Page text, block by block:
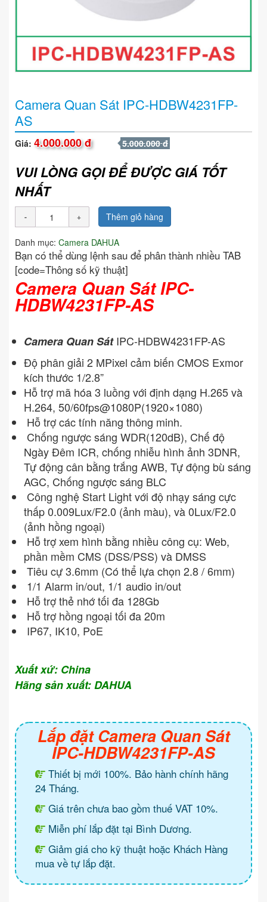
Camera Quan Sát IPC-HDBW4231FP-
AS
Giá: 4.000.000 đ 5.000.000 đ
VUI LÒNG GỌI ĐỂ ĐƯỢC GIÁ TỐT
NHẤT
Thêm giỏ hàng
Danh mục: Camera DAHUA
Bạn có thể dùng lệnh sau để phân thành nhiều TAB
[code=Thông số kỹ thuật]
Camera Quan Sát IPC-
HDBW4231FP-AS
Camera Quan SátIPC-HDBW4231FP-AS
Độ phân giải 2 MPixel cảm biến CMOS Exmor
kích thước 1/2.8”
Hỗ trợ mã hóa 3 luồng với định dạng H.265 và
H.264, 50/60fps@1080P(1920×1080)
Hỗ trợ các tính năng thông minh.
Chống ngược sáng WDR(120dB), Chế độ
Ngày Đêm ICR, chống nhiễu hình ảnh 3DNR,
Tự động cân bằng trắng AWB, Tự động bù sáng
AGC, Chống ngược sáng BLC
Công nghệ Start Light với độ nhạy sáng cực
thấp 0.009Lux/F2.0 (ảnh màu), và 0Lux/F2.0
(ảnh hồng ngoại)
Hỗ trợ xem hình bằng nhiều công cụ: Web,
phần mềm CMS (DSS/PSS) và DMSS
Tiêu cự 3.6mm (Có thể lựa chọn 2.8 / 6mm)
1/1 Alarm in/out, 1/1 audio in/out
Hỗ trợ thẻ nhớ tối đa 128Gb
Hỗ trợ hồng ngoại tối đa 20m
IP67, IK10, PoE
Xuất xứ: China
Hãng sản xuất: DAHUA
Lắp đặt Camera Quan Sát
IPC-HDBW4231FP-AS
Thiết bị mới 100%. Bảo hành chính hãng
24 Tháng.
Giá trên chưa bao gồm thuế VAT 10%.
Miễn phí lắp đặt tại Bình Dương.
Giảm giá cho kỹ thuật hoặc Khách Hàng
mua về tự lắp đặt.